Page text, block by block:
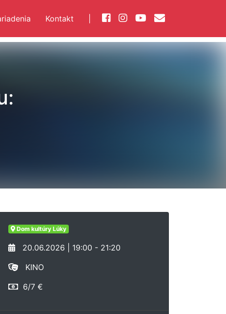
Kontakt
Dom kultúry Lúky
20.06.2026 | 19:00 - 21:20
KINO
6/7 €